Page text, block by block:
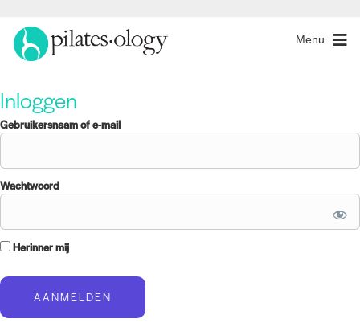
Menu
Inloggen
Gebruikersnaam of e-mail
Wachtwoord
Herinner mij